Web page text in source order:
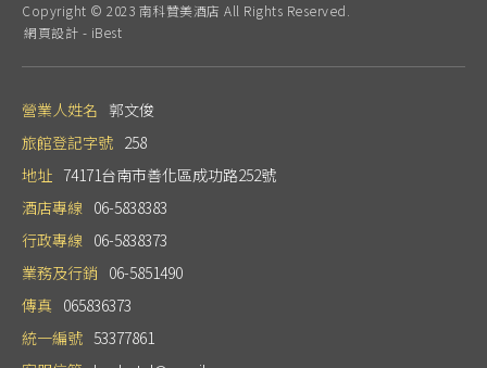
Copyright © 2023 南科贊美酒店 All Rights Reserved.
網頁設計 - iBest
營業人姓名 郭文俊
旅館登記字號 258
地址 74171台南市善化區成功路252號
酒店專線 06-5838383
行政專線 06-5838373
業務及行銷 06-5851490
傳真 065836373
統一編號 53377861